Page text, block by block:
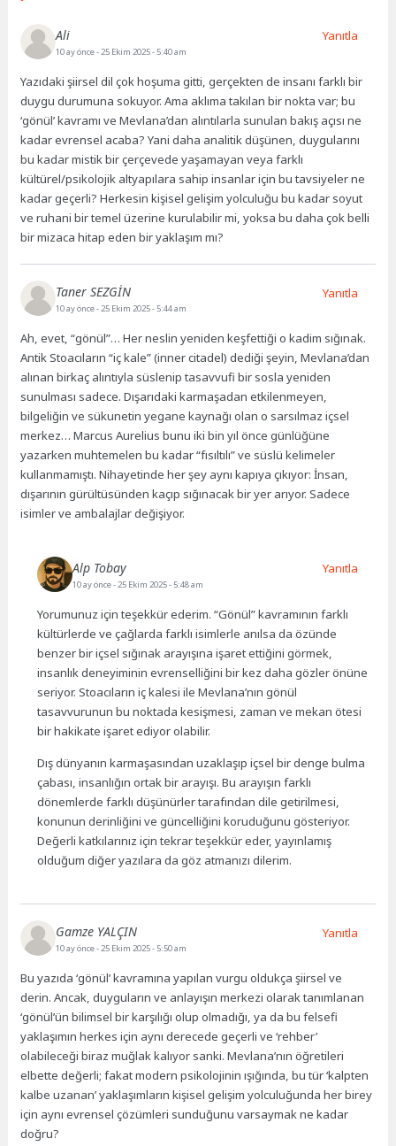
Ali
10 ay önce- 25 Ekim 2025 - 5:40 am
Yazıdaki şiirsel dil çok hoşuma gitti, gerçekten de insanı farklı bir
duygu durumuna sokuyor. Ama aklıma takılan bir nokta var; bu
‘gönül’ kavramı ve Mevlana’dan alıntılarla sunulan bakış açısı ne
kadar evrensel acaba? Yani daha analitik düşünen, duygularını
bu kadar mistik bir çerçevede yaşamayan veya farklı
kültürel/psikolojik altyapılara sahip insanlar için bu tavsiyeler ne
kadar geçerli? Herkesin kişisel gelişim yolculuğu bu kadar soyut
ve ruhani bir temel üzerine kurulabilir mi, yoksa bu daha çok belli
bir mizaca hitap eden bir yaklaşım mı?
Yanıtla
Taner SEZGİN
10 ay önce- 25 Ekim 2025 - 5:44 am
Ah, evet, “gönül”… Her neslin yeniden keşfettiği o kadim sığınak.
Antik Stoacıların “iç kale” (inner citadel) dediği şeyin, Mevlana’dan
alınan birkaç alıntıyla süslenip tasavvufi bir sosla yeniden
sunulması sadece. Dışarıdaki karmaşadan etkilenmeyen,
bilgeliğin ve sükunetin yegane kaynağı olan o sarsılmaz içsel
merkez… Marcus Aurelius bunu iki bin yıl önce günlüğüne
yazarken muhtemelen bu kadar “fısıltılı” ve süslü kelimeler
kullanmamıştı. Nihayetinde her şey aynı kapıya çıkıyor: İnsan,
dışarının gürültüsünden kaçıp sığınacak bir yer arıyor. Sadece
isimler ve ambalajlar değişiyor.
Yanıtla
Alp Tobay
10 ay önce- 25 Ekim 2025 - 5:48 am
Yorumunuz için teşekkür ederim. “Gönül” kavramının farklı
kültürlerde ve çağlarda farklı isimlerle anılsa da özünde
benzer bir içsel sığınak arayışına işaret ettiğini görmek,
insanlık deneyiminin evrenselliğini bir kez daha gözler önüne
seriyor. Stoacıların iç kalesi ile Mevlana’nın gönül
tasavvurunun bu noktada kesişmesi, zaman ve mekan ötesi
bir hakikate işaret ediyor olabilir.
Dış dünyanın karmaşasından uzaklaşıp içsel bir denge bulma
çabası, insanlığın ortak bir arayışı. Bu arayışın farklı
dönemlerde farklı düşünürler tarafından dile getirilmesi,
konunun derinliğini ve güncelliğini koruduğunu gösteriyor.
Değerli katkılarınız için tekrar teşekkür eder, yayınlamış
olduğum diğer yazılara da göz atmanızı dilerim.
Yanıtla
Gamze YALÇIN
10 ay önce- 25 Ekim 2025 - 5:50 am
Bu yazıda ‘gönül’ kavramına yapılan vurgu oldukça şiirsel ve
derin. Ancak, duyguların ve anlayışın merkezi olarak tanımlanan
‘gönül’ün bilimsel bir karşılığı olup olmadığı, ya da bu felsefi
yaklaşımın herkes için aynı derecede geçerli ve ‘rehber’
olabileceği biraz muğlak kalıyor sanki. Mevlana’nın öğretileri
elbette değerli; fakat modern psikolojinin ışığında, bu tür ‘kalpten
kalbe uzanan’ yaklaşımların kişisel gelişim yolculuğunda her birey
için aynı evrensel çözümleri sunduğunu varsaymak ne kadar
doğru?
Yanıtla